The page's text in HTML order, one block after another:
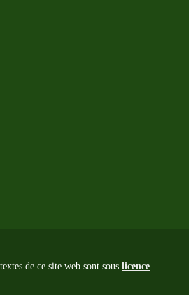
de ce site web sont sous licence